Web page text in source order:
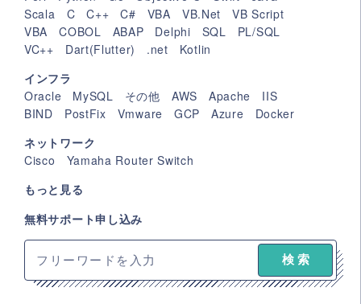
Scala
C C++ C# VBA VB.Net
VB Script
VBA
COBOL ABAP Delphi SQL
PL/SQL
VC++
Dart(Flutter) .net
Kotlin
インフラ
Oracle
MySQL その他 AWS Apache
IIS
BIND
PostFix Vmware GCP Azure
Docker
ネットワーク
Cisco
Yamaha Router Switch
もっと見る
無料サポート申し込み